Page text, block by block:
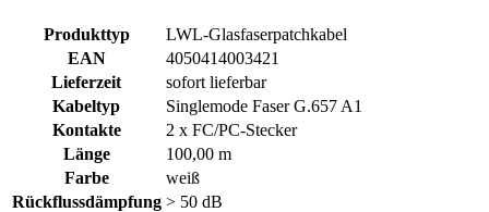
Produkttyp
LWL-Glasfaserpatchkabel
EAN
4050414003421
Lieferzeit
sofort lieferbar
Kabeltyp
Singlemode Faser G.657 A1
Kontakte
2 x FC/PC-Stecker
Länge
100,00 m
Farbe
weiß
Rückflussdämpfung > 50 dB